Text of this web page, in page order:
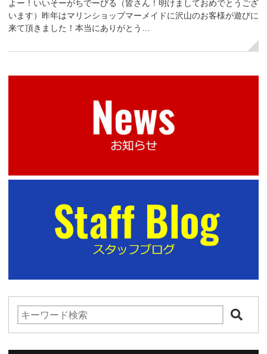
よー！いいそーがちでーびる（皆さん！明けましておめでとうござ
います）昨年はマリンショップマーメイドに沢山のお客様が遊びに
来て頂きました！本当にありがとう…